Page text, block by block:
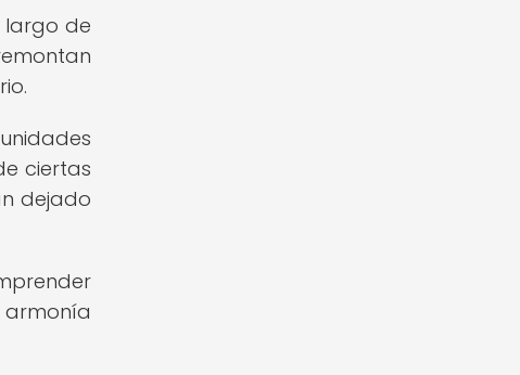
largo de
ciertas
dejado